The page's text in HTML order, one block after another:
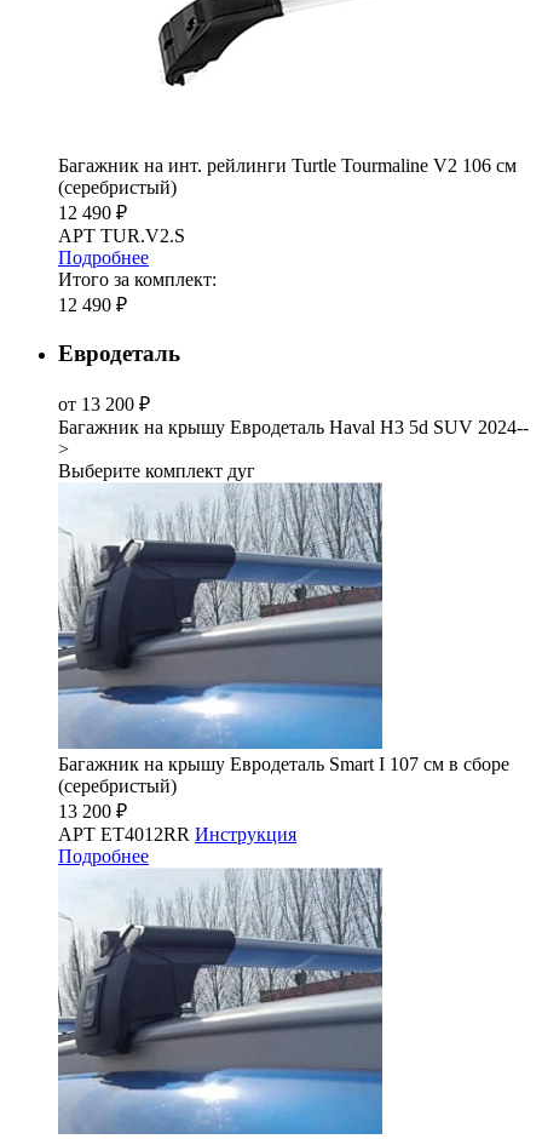
Багажник на инт. рейлинги Turtle Tourmaline V2 106 см
(серебристый)
12 490 ₽
АРТ TUR.V2.S
Подробнее
Итого за комплект:
12 490 ₽
Евродеталь
от 13 200 ₽
Багажник на крышу Евродеталь Haval H3 5d SUV 2024--
>
Выберите комплект дуг
Багажник на крышу Евродеталь Smart I 107 см в сборе
(серебристый)
13 200 ₽
АРТ ET4012RR Инструкция
Подробнее